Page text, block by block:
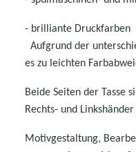
- brilliante Druckfarben
Aufgrund der
es zu leichten
Beide Seiten der Tasse
Rechts- und
Motivgestaltung,